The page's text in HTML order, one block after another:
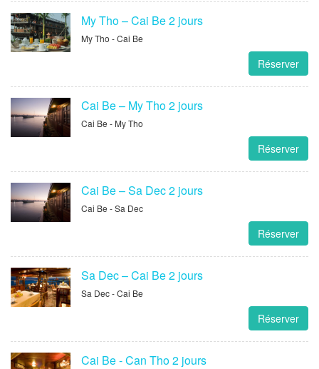
My Tho – Cai Be 2 jours
My Tho - Cai Be
Réserver
Cai Be – My Tho 2 jours
Cai Be - My Tho
Réserver
Cai Be – Sa Dec 2 jours
Cai Be - Sa Dec
Réserver
Sa Dec – Cai Be 2 jours
Sa Dec - Cai Be
Réserver
Cai Be - Can Tho 2 jours